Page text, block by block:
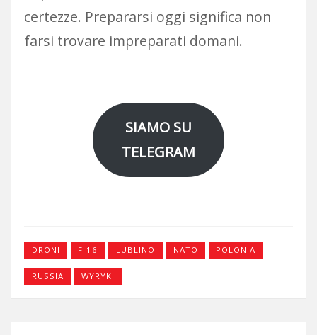
certezze. Prepararsi oggi significa non
farsi trovare impreparati domani.
SIAMO SU
TELEGRAM
DRONI F-16 LUBLINO NATO POLONIA
RUSSIA WYRYKI